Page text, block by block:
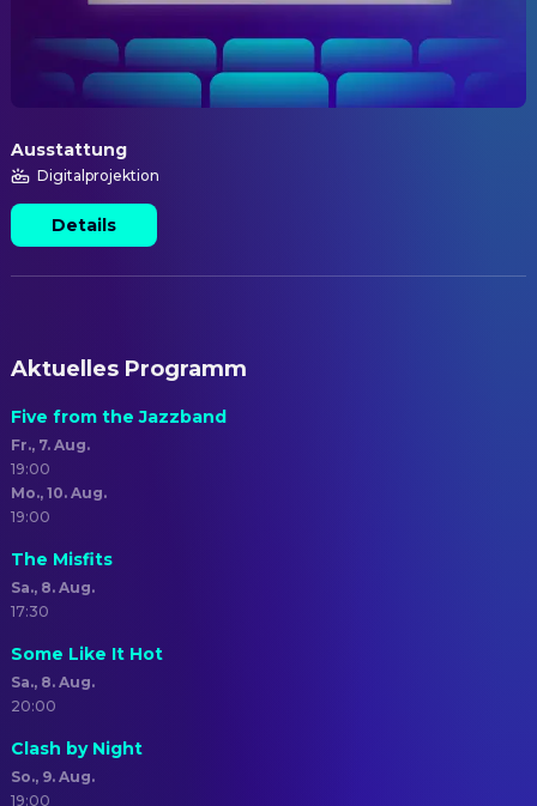
Ausstattung
Digitalprojektion
Details
Aktuelles Programm
Five from the Jazzband
Fr., 7. Aug.
19:00
Mo., 10. Aug.
19:00
The Misfits
Sa., 8. Aug.
17:30
Some Like It Hot
Sa., 8. Aug.
20:00
Clash by Night
So., 9. Aug.
19:00